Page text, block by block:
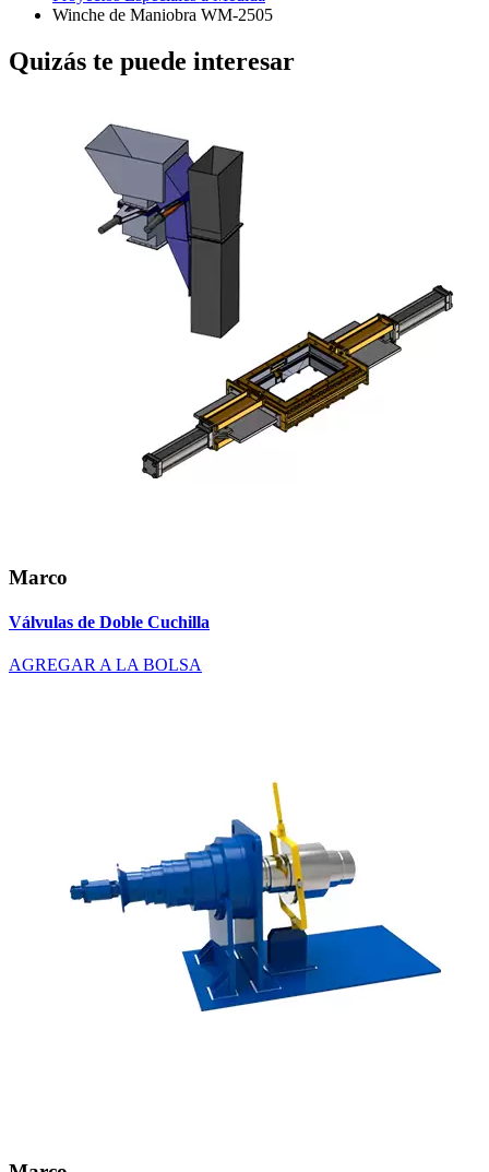
Winche de Maniobra WM-2505
Quizás te puede interesar
Marco
Válvulas de Doble Cuchilla
AGREGAR A LA BOLSA